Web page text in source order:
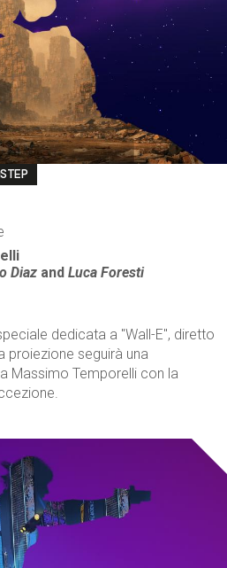
Diaz andLuca Foresti
dedicata a "Wall-E", diretto
proiezione seguirà una
Massimo Temporelli con la